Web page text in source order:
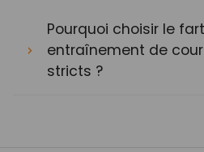
Pourquoi choisir le
entraînement de
stricts ?